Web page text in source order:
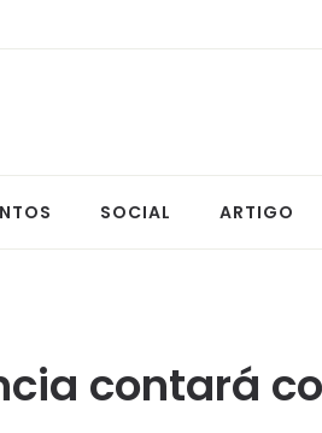
SOCIAL ARTIGO
contará